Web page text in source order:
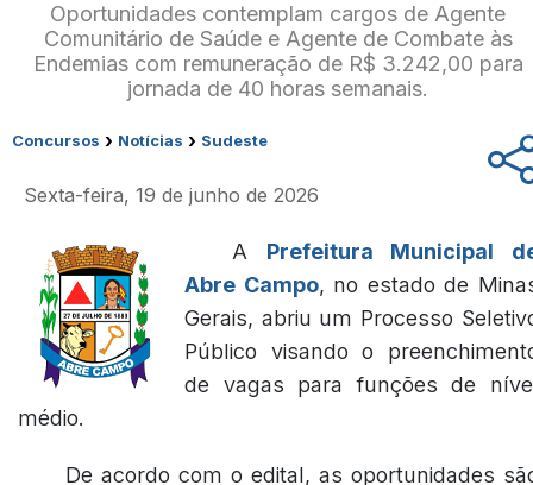
Oportunidades contemplam cargos de Agente
Comunitário de Saúde e Agente de Combate às
Endemias com remuneração de R$ 3.242,00 para
jornada de 40 horas semanais.
Concursos › Notícias › Sudeste
Sexta-feira, 19 de junho de 2026
A Prefeitura Municipal
Abre Campo, no estado de
Gerais, abriu um Processo
Público visando o
de vagas para funções de
médio.
De acordo com o edital, as oportunidades